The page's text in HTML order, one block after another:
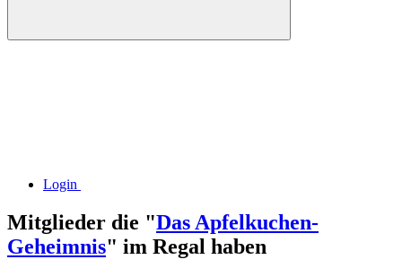
Login
Mitglieder die "Das Apfelkuchen-
Geheimnis" im Regal haben